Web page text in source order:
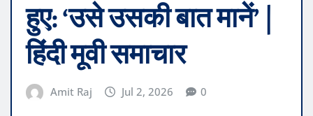
हुए: ‘उसे उसकी बात मानें’ |
हिंदी मूवी समाचार
Amit Raj Jul 2, 2026 0